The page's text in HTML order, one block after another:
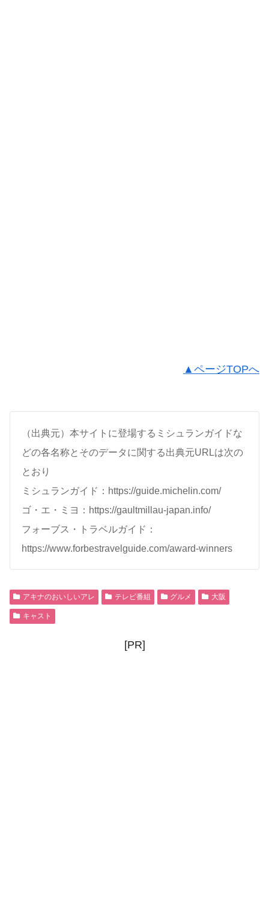
▲ページTOPへ
（出典元）本サイトに登場するミシュランガイドな
どの各名称とそのデータに関する出典元URLは次の
とおり
ミシュランガイド：https://guide.michelin.com/
ゴ・エ・ミヨ：https://gaultmillau-japan.info/
フォーブス・トラベルガイド：
https://www.forbestravelguide.com/award-winners
アキナのおいしいアレ テレビ番組 グルメ 大阪
キャスト
[PR]